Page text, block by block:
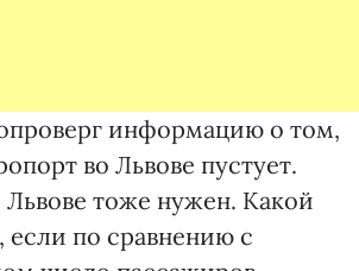
информацию о том,
во Львове пустует.
Львове тоже нужен. Какой
если по сравнению с